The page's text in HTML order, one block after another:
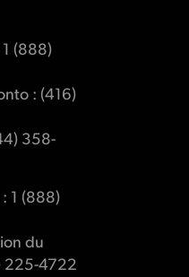
1 (888)
: (416)
358-
: 1 (888)
du
225-4722